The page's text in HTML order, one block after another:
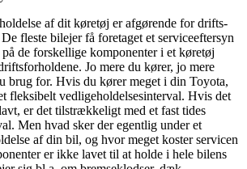
af dit køretøj er afgørende for drifts-
fleste bilejer få foretaget et serviceeftersyn
de forskellige komponenter i et køretøj
Jo mere du kører, jo mere
brug for. Hvis du kører meget i din Toyota,
fleksibelt vedligeholdelsesinterval. Hvis det
er det tilstrækkeligt med et fast tides
Men hvad sker der egentlig under et
af din bil, og hvor meget koster servicen
er ikke lavet til at holde i hele bilens